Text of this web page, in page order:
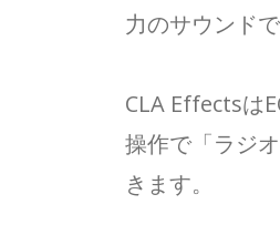
力のサウンド
CLA Effectsは
操作で「ラジ
きます。